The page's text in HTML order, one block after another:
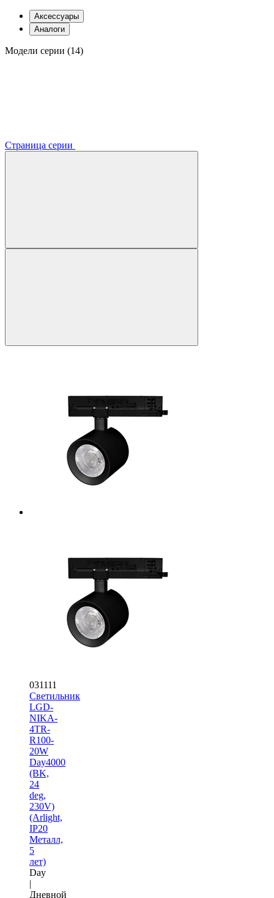
Аксессуары
Аналоги
Модели серии (14)
Страница серии
031111
Светильник
LGD-
NIKA-
4TR-
R100-
20W
Day4000
(BK,
24
deg,
230V)
(Arlight,
IP20
Металл,
5
лет)
Day
|
Дневной